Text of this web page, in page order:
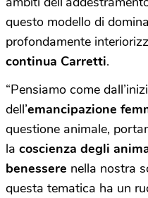
questo modello di
profondamente
continua Carretti.
“Pensiamo come
dell’emancipazione
questione animale,
la coscienza degli
benessere nella nostra
questa tematica ha un